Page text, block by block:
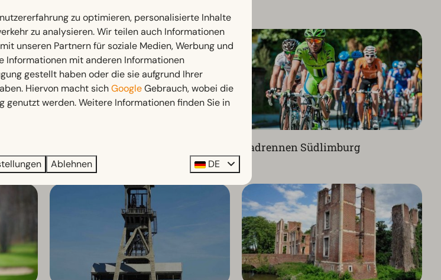
Radrennen Südlimburg
zu optimieren, personalisierte Inhalte
zu analysieren. Wir teilen auch Informationen
unseren Partnern für soziale Medien, Werbung und
Informationen mit anderen Informationen
gestellt haben oder die sie aufgrund Ihrer
Hiervon macht sichGoogleGebrauch, wobei die
genutzt werden. Weitere Informationen finden Sie in
Ablehnen DE